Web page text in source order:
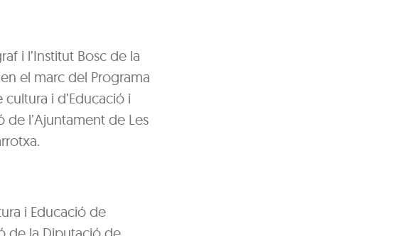
i l’Institut Bosc de la
el marc del Programa
i d’Educació i
de l’Ajuntament de Les
i Educació de